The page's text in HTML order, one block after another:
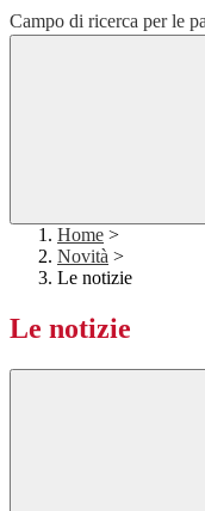
Campo di ricerca per le
Home >
Novità >
Le notizie
Le notizie